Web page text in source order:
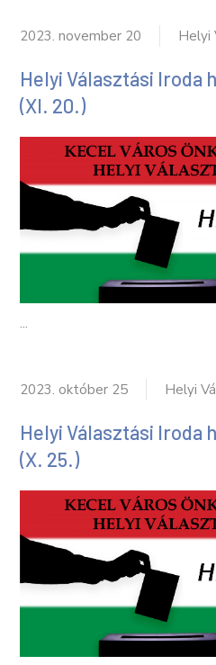
2023. november 20 Helyi
Helyi Választási Iroda
(XI. 20.)
...
2023. október 25 Helyi
Helyi Választási Iroda
(X. 25.)